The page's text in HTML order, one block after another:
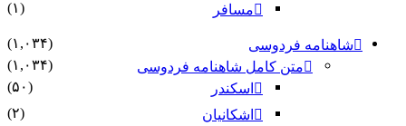
مسافر
(۱)
شاهنامه فردوسی
(۱,۰۳۴)
متن کامل شاهنامه فردوسی
(۱,۰۳۴)
اسکندر
(۵۰)
اشکانیان
(۲)